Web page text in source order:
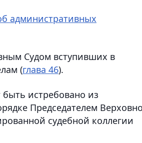
административных
Судом вступивших в
(глава 46).
истребовано из
Председателем
судебной коллегии